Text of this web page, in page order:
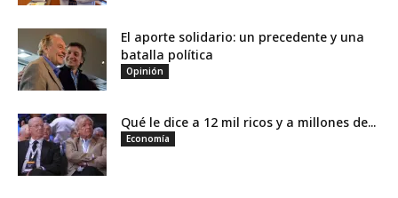
El aporte solidario: un precedente y una
batalla política
Opinión
Qué le dice a 12 mil ricos y a millones de...
Economía